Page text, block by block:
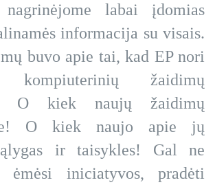
labai įdomias
informacija su visais.
buvo apie tai, kad EP nori
kompiuterinių žaidimų
O kiek naujų žaidimų
O kiek naujo apie jų
ir taisykles! Gal ne
iniciatyvos, pradėti